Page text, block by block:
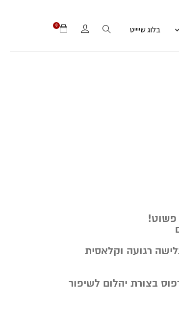
בלוג שייייט 0
פשוט!
רגועה וקלאסית
בצורת יהלום לשיפור